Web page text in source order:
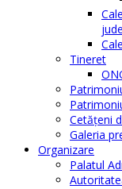
Tineret
Cetăţeni
Galeria
Organizare
Palatul